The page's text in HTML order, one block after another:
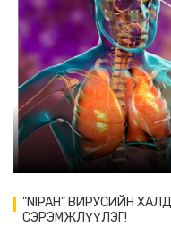
"NIPAH" ВИРУСИЙН
СЭРЭМЖЛҮҮЛЭГ!